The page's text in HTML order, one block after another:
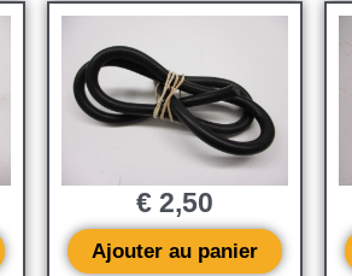
€2,50
Ajouter au panier